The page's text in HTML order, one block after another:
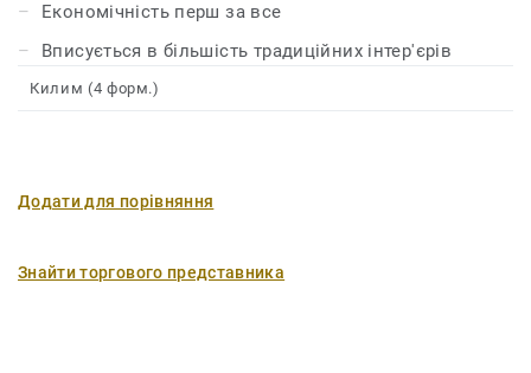
Економічність перш за все
Вписується в більшість традиційних інтер'єрів
Килим (4 форм.)
Додати для порівняння
Знайти торгового представника